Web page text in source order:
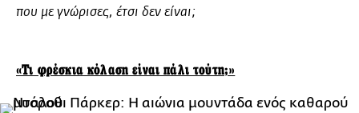
που με γνώρισες, έτσι δεν είναι;
«Τι φρέσκια κόλαση είναι πάλι τούτη;»